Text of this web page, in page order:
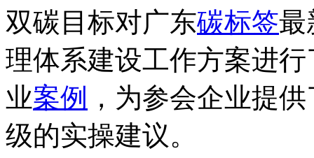
双碳目标对广东碳标签最
理体系建设工作方案进
业案例
，为参会企业提
级的实操建议。